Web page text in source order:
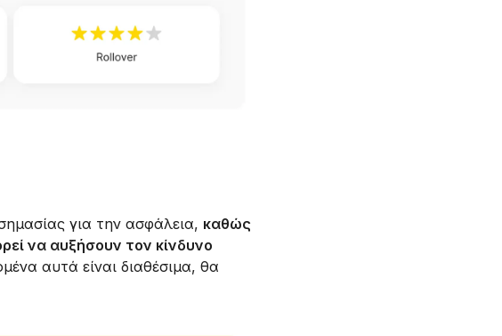
για την ασφάλεια, καθώς
να αυξήσουν τον κίνδυνο
αυτά είναι διαθέσιμα, θα